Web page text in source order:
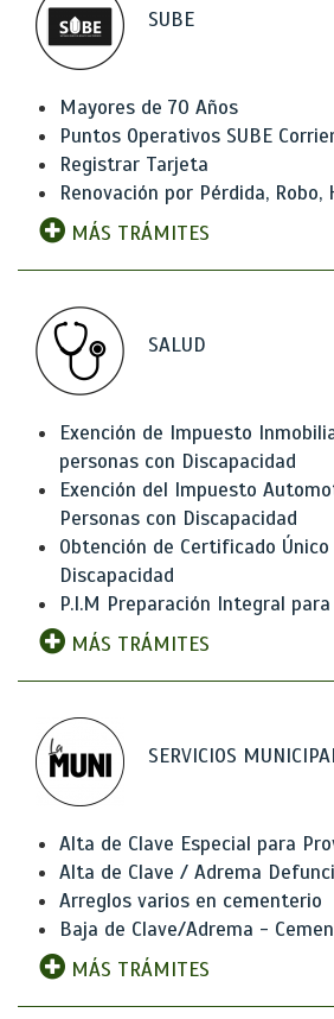
SUBE
Mayores de 70 Años
Puntos Operativos SUBE
Registrar Tarjeta
Renovación por Pérdida, Robo,
MÁS TRÁMITES
SALUD
Exención de Impuesto
personas con Discapacidad
Exención del Impuesto
Personas con Discapacidad
Obtención de Certificado Único
Discapacidad
P.I.M Preparación Integral
MÁS TRÁMITES
SERVICIOS
Alta de Clave Especial para
Alta de Clave / Adrema
Arreglos varios en cementerio
Baja de Clave/Adrema -
MÁS TRÁMITES